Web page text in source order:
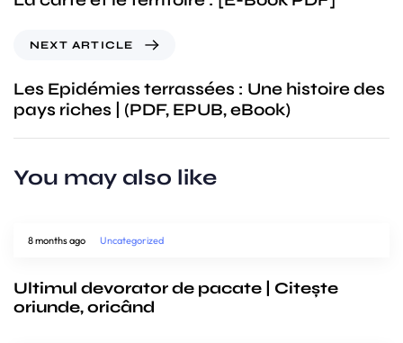
NEXT ARTICLE
Les Epidémies terrassées : Une histoire des
pays riches | (PDF, EPUB, eBook)
You may also like
8 months ago Uncategorized
Ultimul devorator de pacate | Citește
oriunde, oricând